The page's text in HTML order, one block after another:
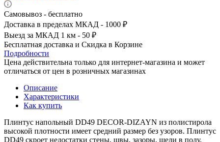
Самовывоз - бесплатно
Доставка в пределах МКАД - 1000 ₽
Выезд за МКАД 1 км - 50 ₽
Бесплатная доставка и Скидка в Корзине
Подробности
Цена действительна только для интернет-магазина и может
отличаться от цен в розничных магазинах
Описание
Характеристики
Как купить
Плинтус напольный DD49 DECOR-DIZAYN из полистирола
высокой плотности имеет средний размер без узоров. Плинтус
DD49 скроет недостатки стены, швы, зазоры, щели в полу,